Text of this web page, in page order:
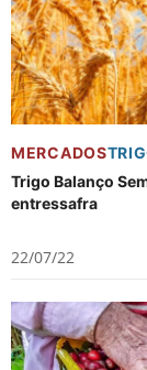
MERCADOS
Trigo Balanço
entressafra
22/07/22